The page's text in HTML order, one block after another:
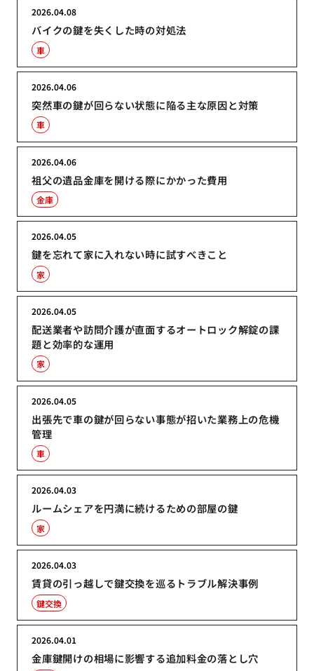
バイクの鍵を失くした時の対処法
2026.04.08
車
突然車の鍵が回らない状態に陥る主な原因と対策
2026.04.06
車
祖父の遺品金庫を開ける際にかかった費用
2026.04.06
金庫
鍵を忘れて家に入れない時に試すべきこと
2026.04.05
家
配送業者や訪問介護が直面するオートロック解錠の課
題と効率的な運用
2026.04.05
家
出張先で車の鍵が回らない事態が招いた業務上の危機
管理
2026.04.05
車
ルームシェアを円満に続けるための部屋の鍵
2026.04.03
家
賃貸の引っ越しで鍵交換を巡るトラブル解決事例
2026.04.03
鍵交換
金庫鍵開けの相場に影響する追加料金の落とし穴
2026.04.01